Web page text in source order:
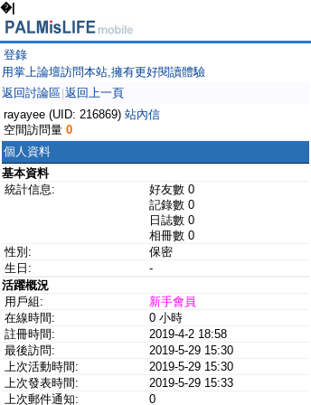
�|
登錄
用掌上論壇訪問本站,擁有更好閱讀體驗
返回討論區 返回上一頁
rayayee (UID: 216869) 站內信
空間訪問量 0
個人資料
基本資料
統計信息:
好友數 0
記錄數 0
日誌數 0
相冊數 0
性別:
保密
生日:
-
活躍概況
用戶組:
新手會員
在線時間:
0 小時
註冊時間:
2019-4-2 18:58
最後訪問:
2019-5-29 15:30
上次活動時間:
2019-5-29 15:30
上次發表時間:
2019-5-29 15:33
上次郵件通知:
0